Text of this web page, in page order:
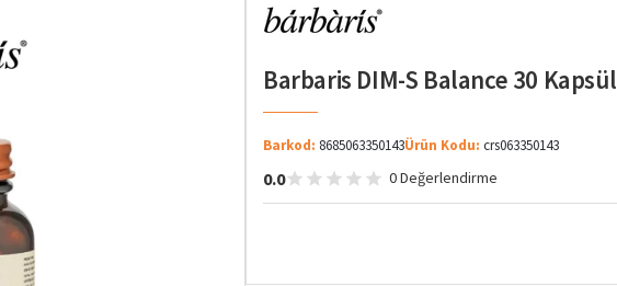
Barbaris DIM-S Balance 30 Kapsül
Barkod: 8685063350143Ürün Kodu: crs063350143
0.0 0 Değerlendirme